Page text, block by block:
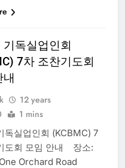
기독실업인회
7차 조찬기도회
내
12 years
1 mins
독실업인회 (KCBMC) 7
도회 모임 안내 장소:
Orchard Road